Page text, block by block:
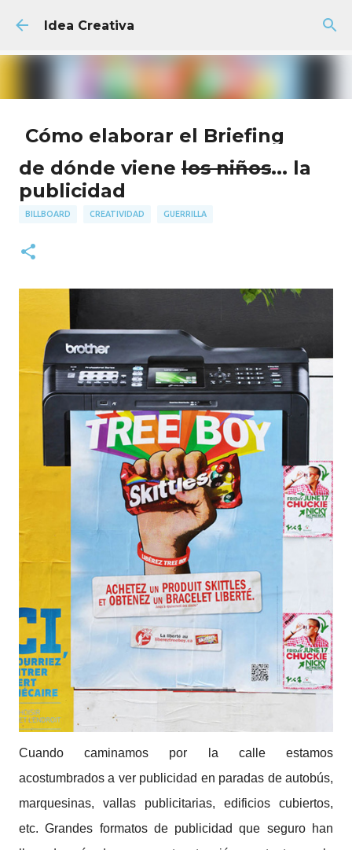
Ir al contenido principal
Idea Creativa
Cómo elaborar el Briefing
Creativo Perfecto + Plantilla
GRATIS
de dónde viene los niños... la
publicidad
BILLBOARD CREATIVIDAD GUERRILLA
Cuando caminamos por la calle estamos
acostumbrados a ver publicidad en paradas de autobús,
marquesinas, vallas publicitarias, edificios cubiertos,
etc. Grandes formatos de publicidad que seguro han